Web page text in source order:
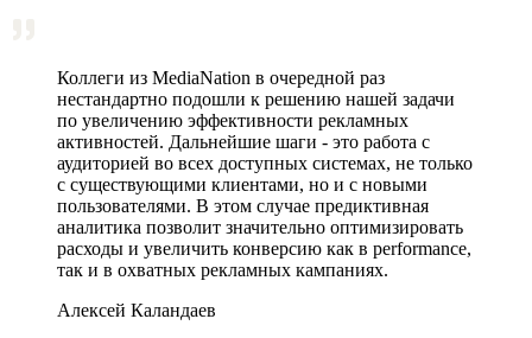
Коллеги из MediaNation в очередной раз
нестандартно подошли к решению нашей задачи
по увеличению эффективности рекламных
активностей. Дальнейшие шаги - это работа с
аудиторией во всех доступных системах, не только
с существующими клиентами, но и с новыми
пользователями. В этом случае предиктивная
аналитика позволит значительно оптимизировать
расходы и увеличить конверсию как в performance,
так и в охватных рекламных кампаниях.
Алексей Каландаев